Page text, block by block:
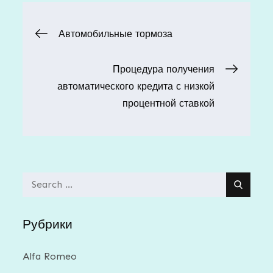
Навигация
записям
Автомобильные тормоза
Процедура получения
автоматического кредита с низкой
процентной ставкой
Search
Рубрики
Alfa Romeo